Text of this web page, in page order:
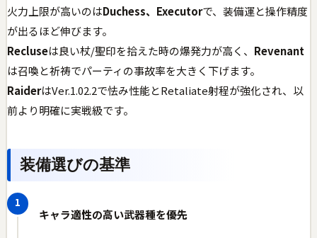
火力上限が高いのはDuchess、Executorで、装備運と操作精度
が出るほど伸びます。
Recluseは良い杖/聖印を拾えた時の爆発力が高く、 Revenant
は召喚と祈祷でパーティの事故率を大きく下げます。
RaiderはVer.1.02.2で怯み性能とRetaliate射程が強化され、以
前より明確に実戦級です。
装備選びの基準
キャラ適性の高い武器種を優先